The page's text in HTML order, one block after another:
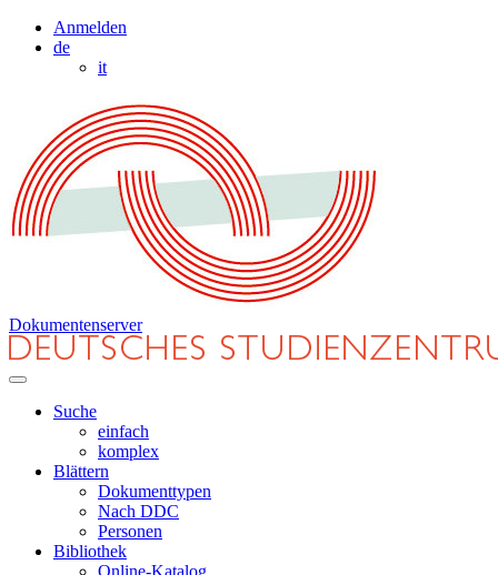
Anmelden
de
it
Dokumentenserver
Suche
einfach
komplex
Blättern
Dokumenttypen
Nach DDC
Personen
Bibliothek
Online-Katalog